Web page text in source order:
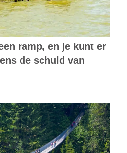
ramp, en je kunt er
de schuld van